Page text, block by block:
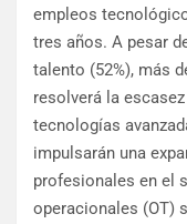
empleos
tres años. A pesar
talento (52%), más
resolverá la
tecnologías
impulsarán una
profesionales en el
operacionales (OT)